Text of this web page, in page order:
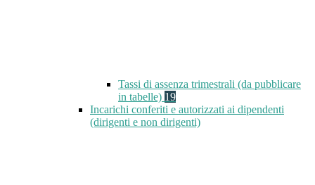
Tassi di assenza trimestrali (da pubblicare
in tabelle) 19
Incarichi conferiti e autorizzati ai dipendenti
(dirigenti e non dirigenti)